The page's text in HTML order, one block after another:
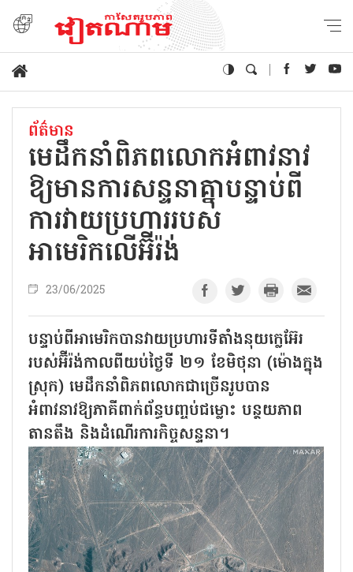
ព័ត៌មាន
មេដឹកនាំពិភពលោកអំពាវនាវ
ឱ្យមានការសន្ទនាគ្នាបន្ទាប់ពី
ការវាយប្រហាររបស់
អាមេរិកលើអ៊ីរ៉ង់
23/06/2025
បន្ទាប់ពីអាមេរិកបានវាយប្រហារទីតាំងនុយក្លេអ៊ែរ
របស់អ៊ីរ៉ង់កាលពីយប់ថ្ងៃទី ២១ ខែមិថុនា (ម៉ោងក្នុង
ស្រុក) មេដឹកនាំពិភពលោកជាច្រើនរូបបាន
អំពាវនាវឱ្យភាគីពាក់ព័ន្ធបញ្ចប់ជម្លោះ បន្ថយភាព
តានតឹង និងដំណើរការកិច្ចសន្ទនា។